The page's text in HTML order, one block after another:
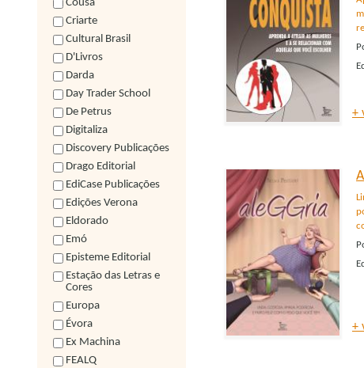
Cousa
Criarte
Cultural Brasil
D'Livros
Darda
Day Trader School
De Petrus
Digitaliza
Discovery Publicações
Drago Editorial
EdiCase Publicações
Edições Verona
Eldorado
Emó
Episteme Editorial
Estação das Letras e
Cores
Europa
Évora
Ex Machina
FEALQ
+
+